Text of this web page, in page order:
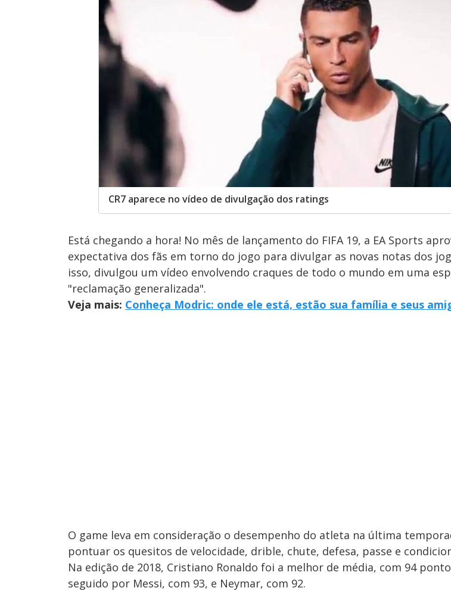
CR7 aparece no vídeo de divulgação dos ratings
Está chegando a hora! No mês de lançamento do FIFA 19, a EA Sports
expectativa dos fãs em torno do jogo para divulgar as novas notas dos
isso, divulgou um vídeo envolvendo craques de todo o mundo em uma
"reclamação generalizada".
Veja mais: Conheça Modric: onde ele está, estão sua família e seus
O game leva em consideração o desempenho do atleta na última
pontuar os quesitos de velocidade, drible, chute, defesa, passe e
Na edição de 2018, Cristiano Ronaldo foi a melhor de média, com 94
seguido por Messi, com 93, e Neymar, com 92.